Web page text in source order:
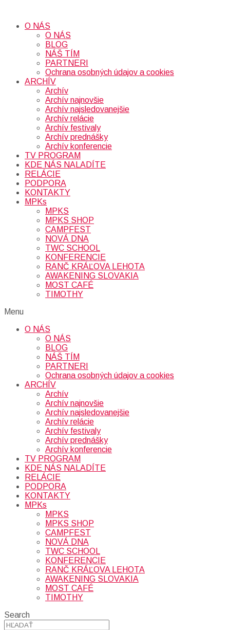
O NÁS
O NÁS
BLOG
NÁŠ TÍM
PARTNERI
Ochrana osobných údajov a cookies
ARCHÍV
Archív
Archív najnovšie
Archív najsledovanejšie
Archív relácie
Archív festivaly
Archív prednášky
Archív konferencie
TV PROGRAM
KDE NÁS NALADÍTE
RELÁCIE
PODPORA
KONTAKTY
MPKs
MPKS
MPKS SHOP
CAMPFEST
NOVÁ DNA
TWC SCHOOL
KONFERENCIE
RANČ KRÁĽOVA LEHOTA
AWAKENING SLOVAKIA
MOST CAFÉ
TIMOTHY
Menu
O NÁS
O NÁS
BLOG
NÁŠ TÍM
PARTNERI
Ochrana osobných údajov a cookies
ARCHÍV
Archív
Archív najnovšie
Archív najsledovanejšie
Archív relácie
Archív festivaly
Archív prednášky
Archív konferencie
TV PROGRAM
KDE NÁS NALADÍTE
RELÁCIE
PODPORA
KONTAKTY
MPKs
MPKS
MPKS SHOP
CAMPFEST
NOVÁ DNA
TWC SCHOOL
KONFERENCIE
RANČ KRÁĽOVA LEHOTA
AWAKENING SLOVAKIA
MOST CAFÉ
TIMOTHY
Search